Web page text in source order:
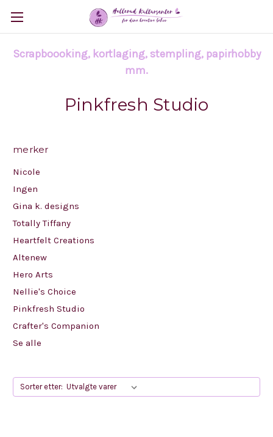
Scrapboooking, kortlaging, stempling, papirhobby
mm.
Pinkfresh Studio
merker
Nicole
Ingen
Gina k. designs
Totally Tiffany
Heartfelt Creations
Altenew
Hero Arts
Nellie's Choice
Pinkfresh Studio
Crafter's Companion
Se alle
Sorter etter: